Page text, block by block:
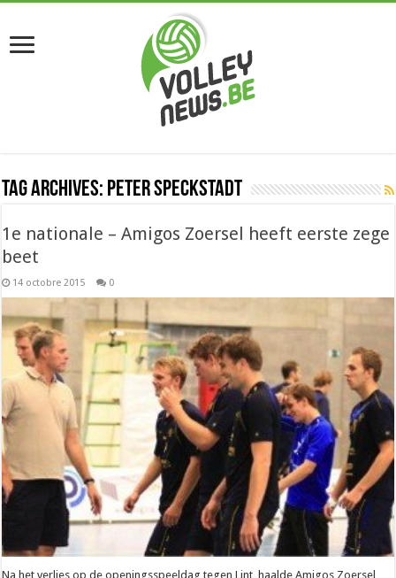
Tag Archives: Peter Speckstadt
1e nationale – Amigos Zoersel heeft eerste zege
beet
14 octobre 2015 0
Na het verlies op de openingsspeeldag tegen Lint, haalde Amigos Zoersel